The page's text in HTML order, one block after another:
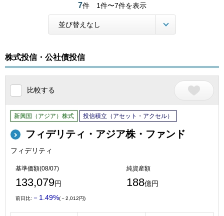
7件 1件〜7件を表示
株式投信・公社債投信
比較する
新興国（アジア）株式 投信積立（アセット・アクセル）
フィデリティ・アジア株・ファンド
フィデリティ
基準価額(08/07)
133,079円
純資産額
188億円
前日比: －1.49%(－2,012円)